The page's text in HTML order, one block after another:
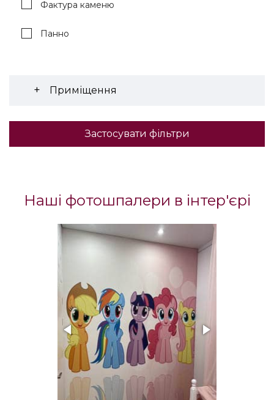
Фактура каменю
Панно
Приміщення
Застосувати фільтри
Наші фотошпалери в інтер'єрі